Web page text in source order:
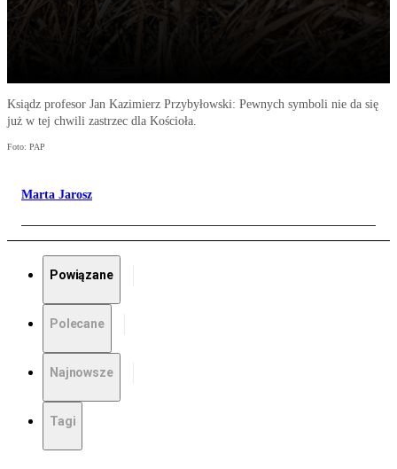
Ksiądz profesor Jan Kazimierz Przybyłowski: Pewnych symboli nie da się
już w tej chwili zastrzec dla Kościoła.
Foto: PAP
Marta Jarosz
Powiązane
Polecane
Najnowsze
Tagi